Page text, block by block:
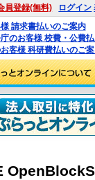
員登録(無料) ログイン
請求書払いのご案内
のお客様 校費・公費
客様 科研費払いのご